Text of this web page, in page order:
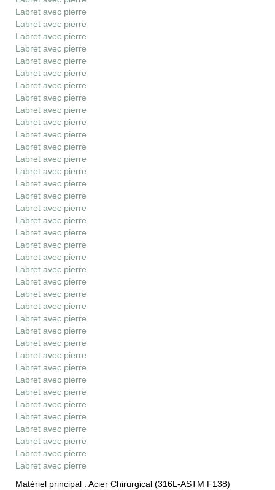
Labret avec pierre
Labret avec pierre
Labret avec pierre
Labret avec pierre
Labret avec pierre
Labret avec pierre
Labret avec pierre
Labret avec pierre
Labret avec pierre
Labret avec pierre
Labret avec pierre
Labret avec pierre
Labret avec pierre
Labret avec pierre
Labret avec pierre
Labret avec pierre
Labret avec pierre
Labret avec pierre
Labret avec pierre
Labret avec pierre
Labret avec pierre
Labret avec pierre
Labret avec pierre
Labret avec pierre
Labret avec pierre
Labret avec pierre
Labret avec pierre
Labret avec pierre
Labret avec pierre
Labret avec pierre
Labret avec pierre
Labret avec pierre
Labret avec pierre
Labret avec pierre
Labret avec pierre
Labret avec pierre
Labret avec pierre
Labret avec pierre
Matériel principal : Acier Chirurgical (316L-ASTM F138)